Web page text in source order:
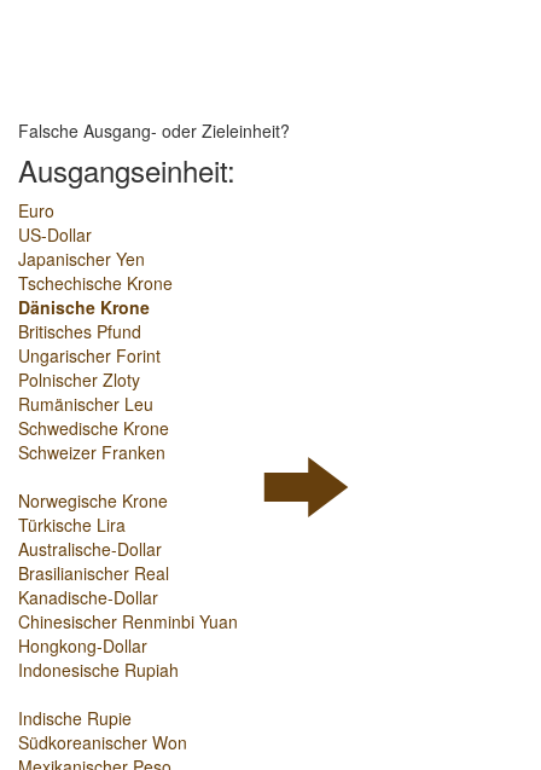
Falsche Ausgang- oder Zieleinheit?
Ausgangseinheit:
Euro
US-Dollar
Japanischer Yen
Tschechische Krone
Dänische Krone
Britisches Pfund
Ungarischer Forint
Polnischer Zloty
Rumänischer Leu
Schwedische Krone
Schweizer Franken
Norwegische Krone
Türkische Lira
Australische-Dollar
Brasilianischer Real
Kanadische-Dollar
Chinesischer Renminbi Yuan
Hongkong-Dollar
Indonesische Rupiah
Indische Rupie
Südkoreanischer Won